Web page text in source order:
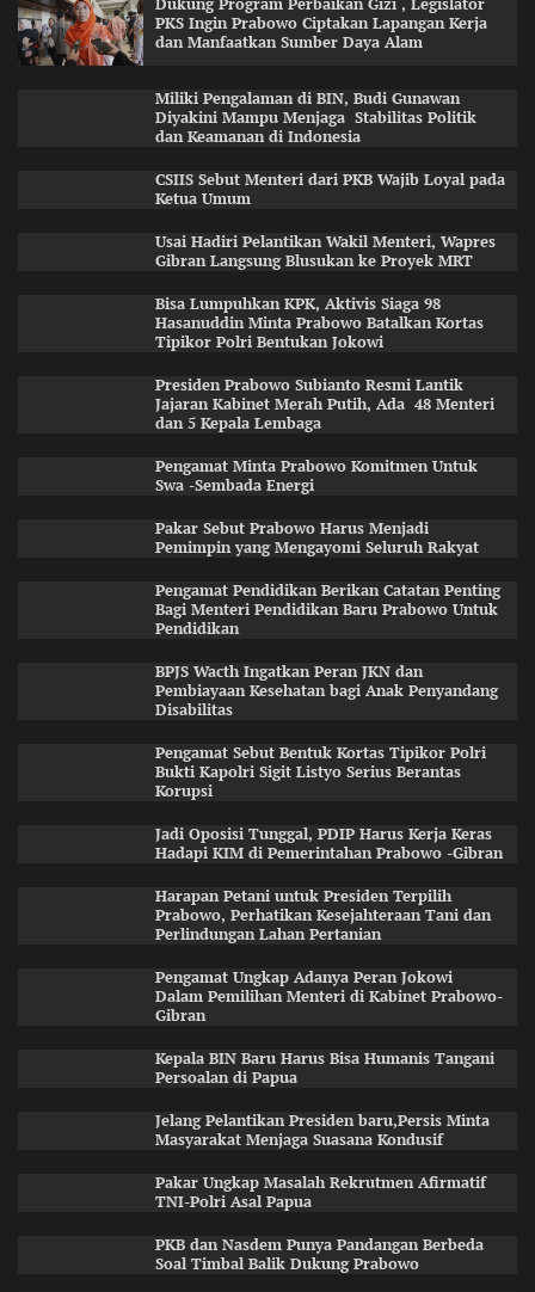
Dukung Program Perbaikan Gizi , Legislator
PKS Ingin Prabowo Ciptakan Lapangan Kerja
dan Manfaatkan Sumber Daya Alam
Miliki Pengalaman di BIN, Budi Gunawan
Diyakini Mampu Menjaga Stabilitas Politik
dan Keamanan di Indonesia
CSIIS Sebut Menteri dari PKB Wajib Loyal pada
Ketua Umum
Usai Hadiri Pelantikan Wakil Menteri, Wapres
Gibran Langsung Blusukan ke Proyek MRT
Bisa Lumpuhkan KPK, Aktivis Siaga 98
Hasanuddin Minta Prabowo Batalkan Kortas
Tipikor Polri Bentukan Jokowi
Presiden Prabowo Subianto Resmi Lantik
Jajaran Kabinet Merah Putih, Ada 48 Menteri
dan 5 Kepala Lembaga
Pengamat Minta Prabowo Komitmen Untuk
Swa -Sembada Energi
Pakar Sebut Prabowo Harus Menjadi
Pemimpin yang Mengayomi Seluruh Rakyat
Pengamat Pendidikan Berikan Catatan Penting
Bagi Menteri Pendidikan Baru Prabowo Untuk
Pendidikan
BPJS Wacth Ingatkan Peran JKN dan
Pembiayaan Kesehatan bagi Anak Penyandang
Disabilitas
Pengamat Sebut Bentuk Kortas Tipikor Polri
Bukti Kapolri Sigit Listyo Serius Berantas
Korupsi
Jadi Oposisi Tunggal, PDIP Harus Kerja Keras
Hadapi KIM di Pemerintahan Prabowo -Gibran
Harapan Petani untuk Presiden Terpilih
Prabowo, Perhatikan Kesejahteraan Tani dan
Perlindungan Lahan Pertanian
Pengamat Ungkap Adanya Peran Jokowi
Dalam Pemilihan Menteri di Kabinet Prabowo-
Gibran
Kepala BIN Baru Harus Bisa Humanis Tangani
Persoalan di Papua
Jelang Pelantikan Presiden baru,Persis Minta
Masyarakat Menjaga Suasana Kondusif
Pakar Ungkap Masalah Rekrutmen Afirmatif
TNI-Polri Asal Papua
PKB dan Nasdem Punya Pandangan Berbeda
Soal Timbal Balik Dukung Prabowo